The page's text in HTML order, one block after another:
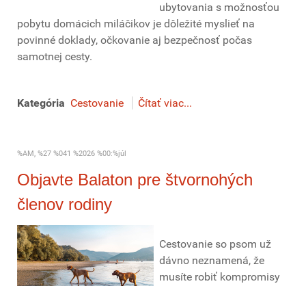
ubytovania s možnosťou
pobytu domácich miláčikov je dôležité myslieť na
povinné doklady, očkovanie aj bezpečnosť počas
samotnej cesty.
Kategória Cestovanie Čítať viac...
%AM, %27 %041 %2026 %00:%júl
Objavte Balaton pre štvornohých
členov rodiny
Cestovanie so psom už
dávno neznamená, že
musíte robiť kompromisy